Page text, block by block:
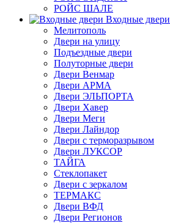
РОЙС ШАЛЕ
Входные двери
Мелитополь
Двери на улицу
Подъездные двери
Полуторные двери
Двери Венмар
Двери АРМА
Двери ЭЛЬПОРТА
Двери Хавер
Двери Меги
Двери Лайндор
Двери с терморазрывом
Двери ЛУКСОР
ТАЙГА
Стеклопакет
Двери с зеркалом
ТЕРМАКС
Двери ВФД
Двери Регионов